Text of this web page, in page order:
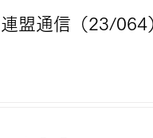
連盟通信（23/064